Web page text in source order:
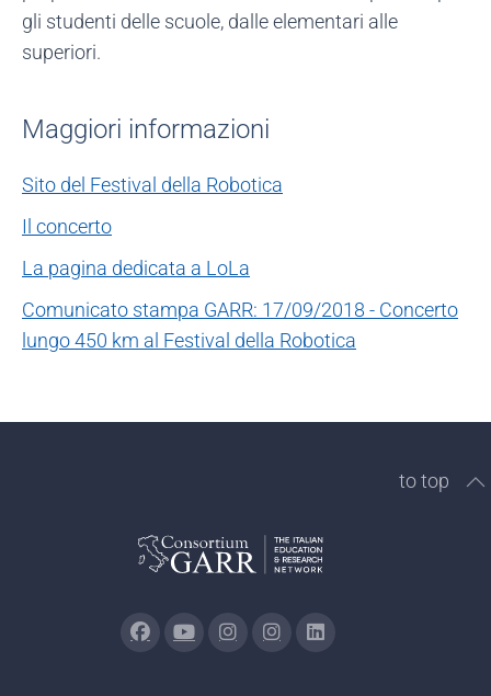
gli studenti delle scuole, dalle elementari alle
superiori.
Maggiori informazioni
Sito del Festival della Robotica
Il concerto
La pagina dedicata a LoLa
Comunicato stampa GARR: 17/09/2018 - Concerto
lungo 450 km al Festival della Robotica
to top